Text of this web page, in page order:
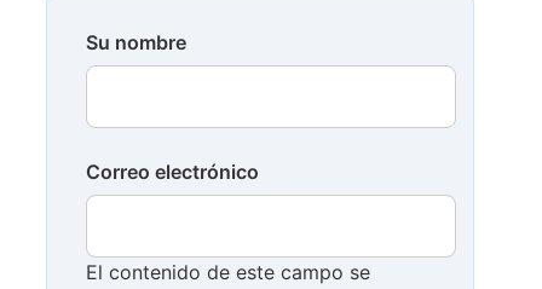
Su nombre
Correo electrónico
El contenido de este campo se